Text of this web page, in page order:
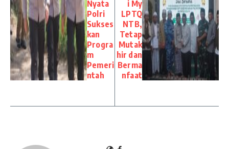
Nyata
Polri
Sukses
kan
Progra
m
Pemeri
ntah
i My
LPTQ
NTB,
Tetap
Mutak
hir dan
Berma
nfaat